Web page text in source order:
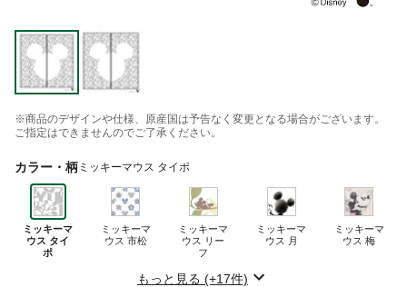
※商品のデザインや仕様、原産国は予告なく変更となる場合がございます。
ご指定はできませんのでご了承ください。
カラー・柄 ミッキーマウス タイポ
ミッキーマ
ウス タイ
ポ
ミッキーマ
ウス 市松
ミッキーマ
ウス リー
フ
ミッキーマ
ウス 月
ミッキーマ
ウス 梅
もっと見る (+17件)